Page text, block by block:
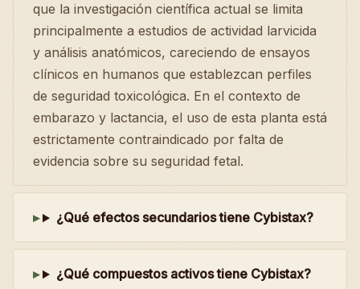
que la investigación científica actual se limita
principalmente a estudios de actividad larvicida
y análisis anatómicos, careciendo de ensayos
clínicos en humanos que establezcan perfiles
de seguridad toxicológica. En el contexto de
embarazo y lactancia, el uso de esta planta está
estrictamente contraindicado por falta de
evidencia sobre su seguridad fetal.
¿Qué efectos secundarios tiene Cybistax?
¿Qué compuestos activos tiene Cybistax?